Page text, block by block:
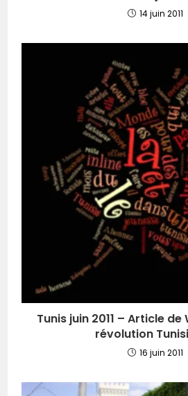
14 juin 2011
Tunis juin 2011 – Article
révolution
16 juin 2011